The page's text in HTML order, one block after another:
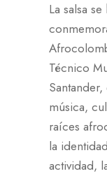
La salsa
Técnico
música,
raíces
la
actividad,